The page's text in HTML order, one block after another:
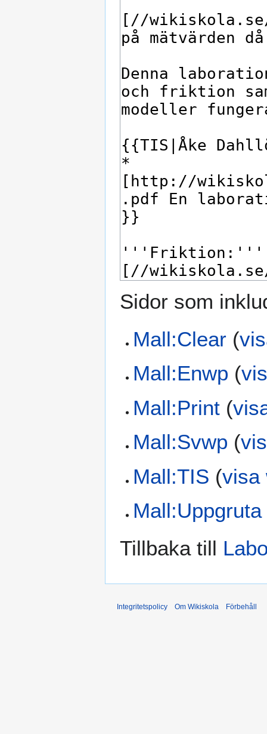
Sidor som
Mall:Clear (
Mall:Enwp (
Mall:Print (
Mall:Svwp (
Mall:TIS (visa
Mall:Uppgruta
Tillbaka till
Integritetspolicy Om Wikiskola Förbehåll